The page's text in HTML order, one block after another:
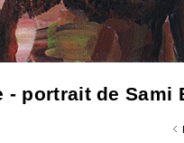
portrait de